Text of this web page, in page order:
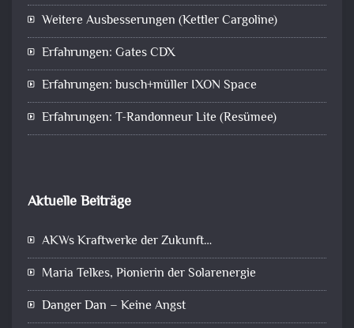
Weitere Ausbesserungen (Kettler Cargoline)
Erfahrungen: Gates CDX
Erfahrungen: busch+müller IXON Space
Erfahrungen: T-Randonneur Lite (Resümee)
Aktuelle Beiträge
AKWs Kraftwerke der Zukunft…
Maria Telkes, Pionierin der Solarenergie
Danger Dan – Keine Angst